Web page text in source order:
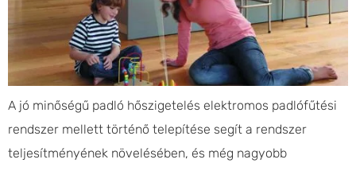
A jó minőségű padló hőszigetelés elektromos padlófűtési
rendszer mellett történő telepítése segít a rendszer
teljesítményének növelésében, és még nagyobb